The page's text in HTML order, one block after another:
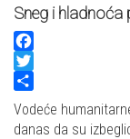
Sneg i hladnoća
Facebook
Twitter
Share
Vodeće
danas da su